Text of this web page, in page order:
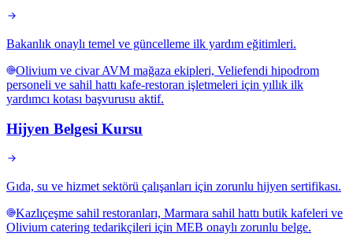
Bakanlık onaylı temel ve güncelleme ilk yardım eğitimleri.
Olivium ve civar AVM mağaza ekipleri, Veliefendi hipodrom
personeli ve sahil hattı kafe-restoran işletmeleri için yıllık ilk
yardımcı kotası başvurusu aktif.
Hijyen Belgesi Kursu
Gıda, su ve hizmet sektörü çalışanları için zorunlu hijyen sertifikası.
Kazlıçeşme sahil restoranları, Marmara sahil hattı butik kafeleri ve
Olivium catering tedarikçileri için MEB onaylı zorunlu belge.